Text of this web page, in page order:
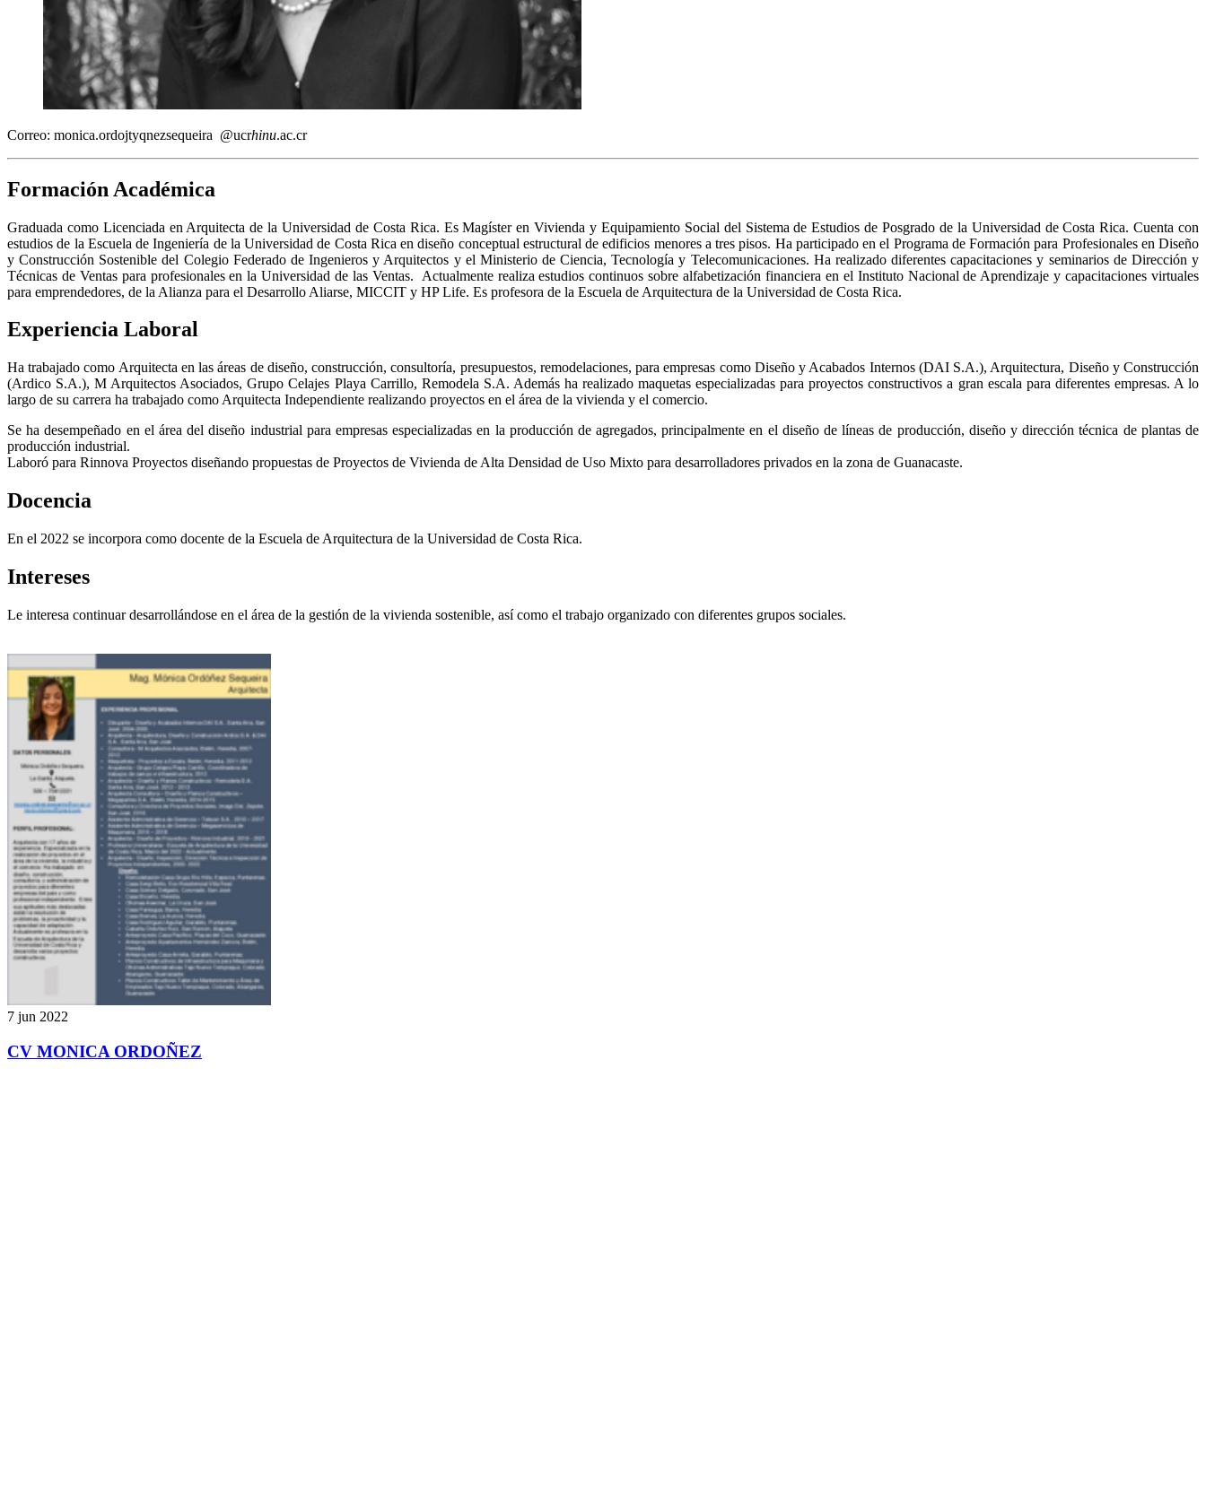
Correo: monica.ordojtyqnezsequeira @ucrhinu.ac.cr
Formación Académica
Graduada como Licenciada en Arquitecta de la Universidad de Costa Rica. Es Magíster en Vivienda y Equipamiento Social del Sistema de Estudios de Posgrado de la Universidad de Costa Rica. Cuenta con
estudios de la Escuela de Ingeniería de la Universidad de Costa Rica en diseño conceptual estructural de edificios menores a tres pisos. Ha participado en el Programa de Formación para Profesionales en Diseño
y Construcción Sostenible del Colegio Federado de Ingenieros y Arquitectos y el Ministerio de Ciencia, Tecnología y Telecomunicaciones. Ha realizado diferentes capacitaciones y seminarios de Dirección y
Técnicas de Ventas para profesionales en la Universidad de las Ventas. Actualmente realiza estudios continuos sobre alfabetización financiera en el Instituto Nacional de Aprendizaje y capacitaciones virtuales
para emprendedores, de la Alianza para el Desarrollo Aliarse, MICCIT y HP Life. Es profesora de la Escuela de Arquitectura de la Universidad de Costa Rica.
Experiencia Laboral
Ha trabajado como Arquitecta en las áreas de diseño, construcción, consultoría, presupuestos, remodelaciones, para empresas como Diseño y Acabados Internos (DAI S.A.), Arquitectura, Diseño y Construcción
(Ardico S.A.), M Arquitectos Asociados, Grupo Celajes Playa Carrillo, Remodela S.A. Además ha realizado maquetas especializadas para proyectos constructivos a gran escala para diferentes empresas. A lo
largo de su carrera ha trabajado como Arquitecta Independiente realizando proyectos en el área de la vivienda y el comercio.
Se ha desempeñado en el área del diseño industrial para empresas especializadas en la producción de agregados, principalmente en el diseño de líneas de producción, diseño y dirección técnica de plantas de
producción industrial.
Laboró para Rinnova Proyectos diseñando propuestas de Proyectos de Vivienda de Alta Densidad de Uso Mixto para desarrolladores privados en la zona de Guanacaste.
Docencia
En el 2022 se incorpora como docente de la Escuela de Arquitectura de la Universidad de Costa Rica.
Intereses
Le interesa continuar desarrollándose en el área de la gestión de la vivienda sostenible, así como el trabajo organizado con diferentes grupos sociales.
7 jun 2022
CV MONICA ORDOÑEZ